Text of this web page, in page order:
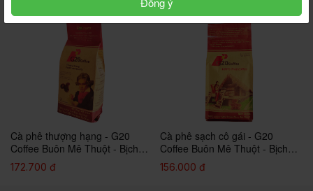
Cà phê thượng hạng - G20
Coffee Buôn Mê Thuột - Bịch
500g
172.700 đ
Cà phê sạch cô gái - G20
Coffee Buôn Mê Thuột - Bịch
500g
156.000 đ